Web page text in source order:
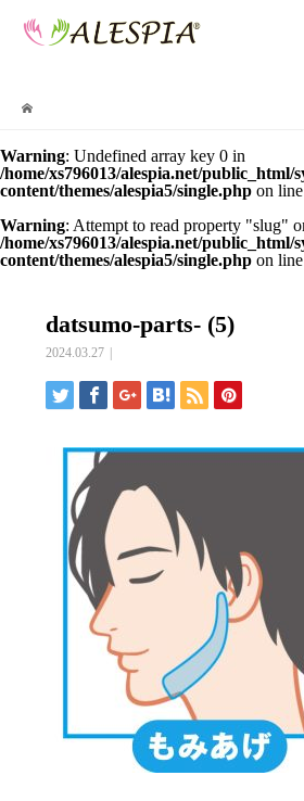
Warning: Undefined array key 0 in
/home/xs796013/alespia.net/public_html/
content/themes/alespia5/single.php on line
Warning: Attempt to read property "slug"
/home/xs796013/alespia.net/public_html/
content/themes/alespia5/single.php on line
datsumo-parts- (5)
2024.03.27